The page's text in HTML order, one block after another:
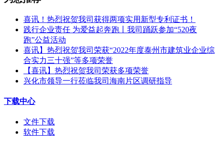
喜讯！热烈祝贺我司获得两项实用新型专利证书！
践行企业责任 为爱益起奔跑丨我司踊跃参加“520夜
跑”公益活动
喜讯】热烈祝贺我司荣获“2022年度泰州市建筑业企业综
合实力三十强”等多项荣誉
【喜讯】热烈祝贺我司荣获多项荣誉​
兴化市领导一行莅临我司海南片区调研指导
下载中心
文件下载
软件下载